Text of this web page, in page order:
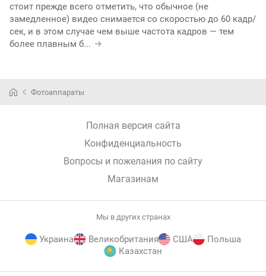
стоит прежде всего отметить, что обычное (не
замедленное) видео снимается со скоростью до 60 кадр/
сек, и в этом случае чем выше частота кадров — тем
более плавным б...
Фотоаппараты
Полная версия сайта
Конфиденциальность
Вопросы и пожелания по сайту
Магазинам
Мы в других странах
Украина Великобритания США
Польша
Казахстан